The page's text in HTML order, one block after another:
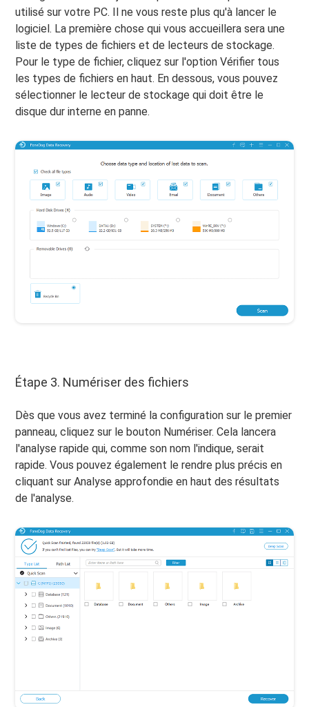
utilisé sur votre PC. Il ne vous reste plus qu'à lancer le
logiciel. La première chose qui vous accueillera sera une
liste de types de fichiers et de lecteurs de stockage.
Pour le type de fichier, cliquez sur l'option Vérifier tous
les types de fichiers en haut. En dessous, vous pouvez
sélectionner le lecteur de stockage qui doit être le
disque dur interne en panne.
Étape 3. Numériser des fichiers
Dès que vous avez terminé la configuration sur le premier
panneau, cliquez sur le bouton Numériser. Cela lancera
l'analyse rapide qui, comme son nom l'indique, serait
rapide. Vous pouvez également le rendre plus précis en
cliquant sur Analyse approfondie en haut des résultats
de l'analyse.